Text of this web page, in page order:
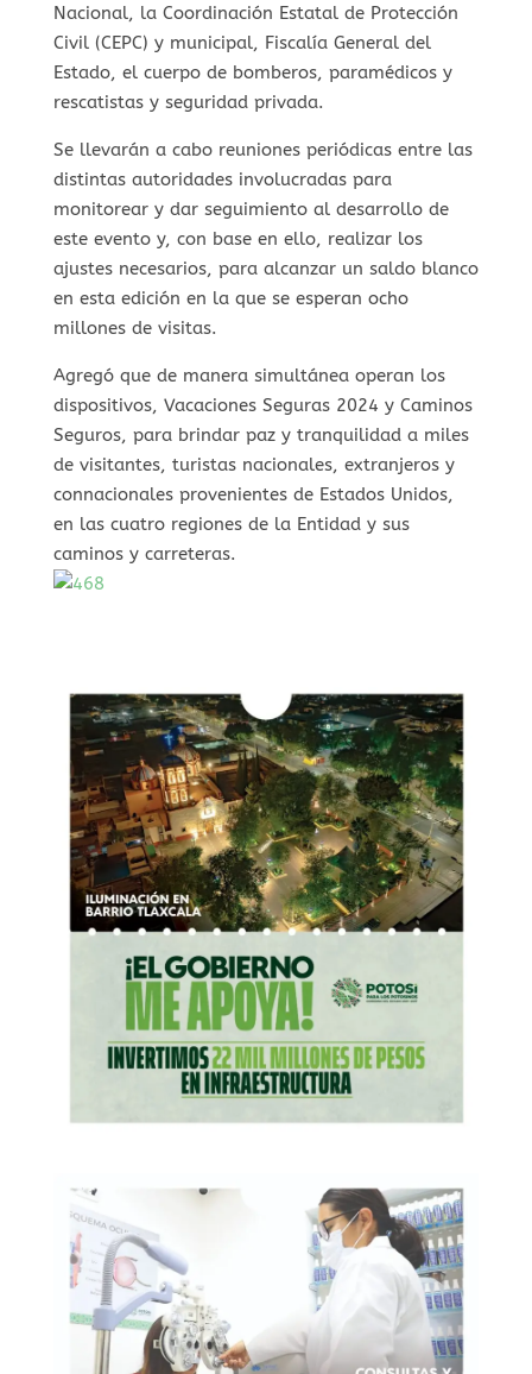
Nacional, la Coordinación Estatal de Protección
Civil (CEPC) y municipal, Fiscalía General del
Estado, el cuerpo de bomberos, paramédicos y
rescatistas y seguridad privada.
Se llevarán a cabo reuniones periódicas entre las
distintas autoridades involucradas para
monitorear y dar seguimiento al desarrollo de
este evento y, con base en ello, realizar los
ajustes necesarios, para alcanzar un saldo blanco
en esta edición en la que se esperan ocho
millones de visitas.
Agregó que de manera simultánea operan los
dispositivos, Vacaciones Seguras 2024 y Caminos
Seguros, para brindar paz y tranquilidad a miles
de visitantes, turistas nacionales, extranjeros y
connacionales provenientes de Estados Unidos,
en las cuatro regiones de la Entidad y sus
caminos y carreteras.